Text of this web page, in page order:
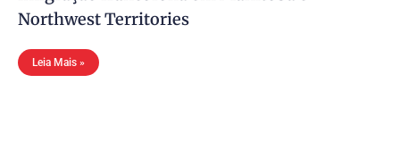
Northwest Territories
Leia Mais »